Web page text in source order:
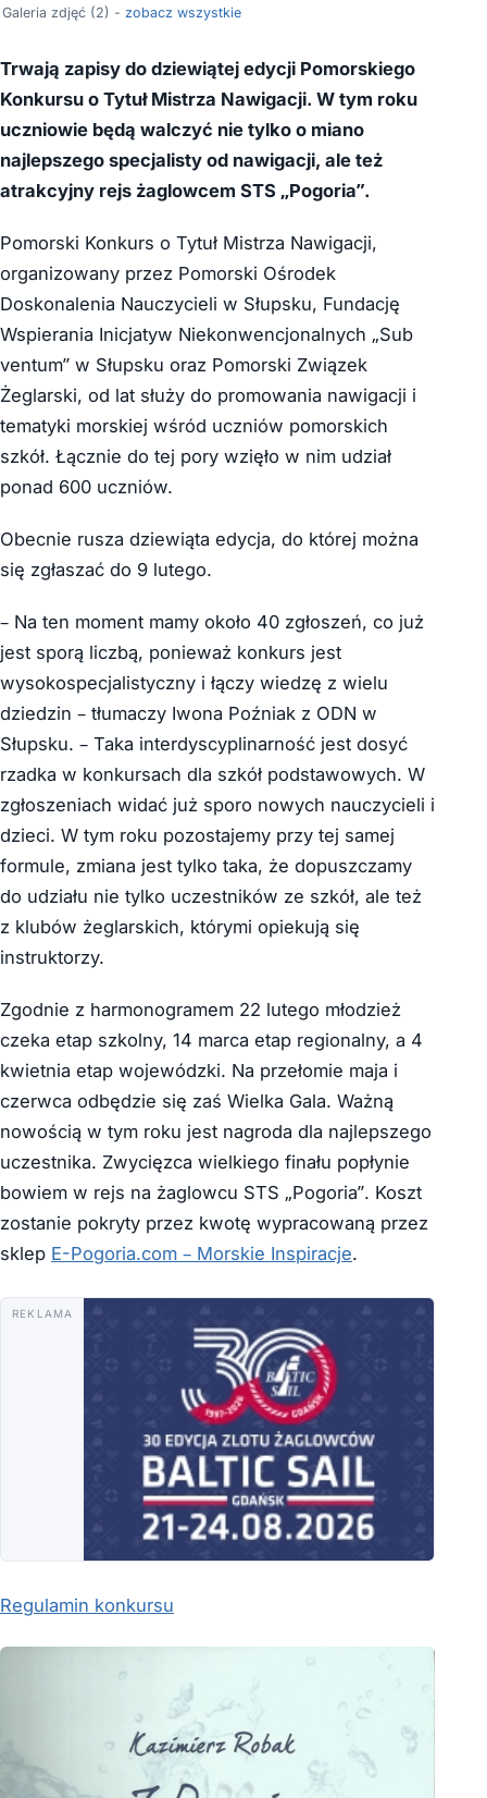
Galeria zdjęć (2) - zobacz wszystkie
Trwają zapisy do dziewiątej edycji Pomorskiego
Konkursu o Tytuł Mistrza Nawigacji. W tym roku
uczniowie będą walczyć nie tylko o miano
najlepszego specjalisty od nawigacji, ale też
atrakcyjny rejs żaglowcem STS „Pogoria”.
Pomorski Konkurs o Tytuł Mistrza Nawigacji,
organizowany przez Pomorski Ośrodek
Doskonalenia Nauczycieli w Słupsku, Fundację
Wspierania Inicjatyw Niekonwencjonalnych „Sub
ventum” w Słupsku oraz Pomorski Związek
Żeglarski, od lat służy do promowania nawigacji i
tematyki morskiej wśród uczniów pomorskich
szkół. Łącznie do tej pory wzięło w nim udział
ponad 600 uczniów.
Obecnie rusza dziewiąta edycja, do której można
się zgłaszać do 9 lutego.
– Na ten moment mamy około 40 zgłoszeń, co już
jest sporą liczbą, ponieważ konkurs jest
wysokospecjalistyczny i łączy wiedzę z wielu
dziedzin – tłumaczy Iwona Poźniak z ODN w
Słupsku. – Taka interdyscyplinarność jest dosyć
rzadka w konkursach dla szkół podstawowych. W
zgłoszeniach widać już sporo nowych nauczycieli i
dzieci. W tym roku pozostajemy przy tej samej
formule, zmiana jest tylko taka, że dopuszczamy
do udziału nie tylko uczestników ze szkół, ale też
z klubów żeglarskich, którymi opiekują się
instruktorzy.
Zgodnie z harmonogramem 22 lutego młodzież
czeka etap szkolny, 14 marca etap regionalny, a 4
kwietnia etap wojewódzki. Na przełomie maja i
czerwca odbędzie się zaś Wielka Gala. Ważną
nowością w tym roku jest nagroda dla najlepszego
uczestnika. Zwycięzca wielkiego finału popłynie
bowiem w rejs na żaglowcu STS „Pogoria”. Koszt
zostanie pokryty przez kwotę wypracowaną przez
sklep E-Pogoria.com – Morskie Inspiracje.
REKLAMA
Regulamin konkursu